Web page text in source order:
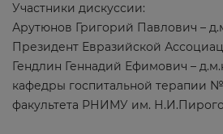
Участники дискуссии:
Арутюнов Григорий Павлович –
Президент Евразийской
Гендлин Геннадий Ефимович –
кафедры госпитальной терапии
факультета РНИМУ им.